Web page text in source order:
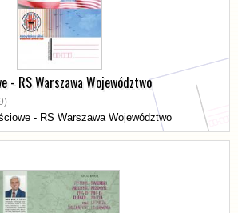
- RS Warszawa Województwo
- RS Warszawa Województwo